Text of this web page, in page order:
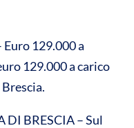
129.000 a
129.000 a carico
DI BRESCIA – Sul